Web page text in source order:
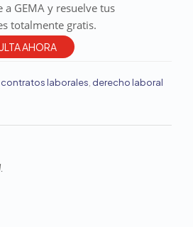
a GEMA y resuelve tus
totalmente gratis.
AHORA
contratos laborales derecho laboral